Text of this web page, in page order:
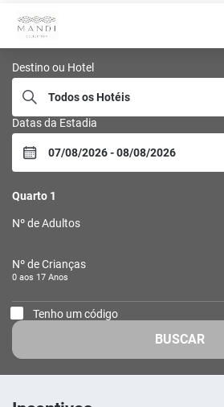
Mandi Collection
Destino ou Hotel
Datas da Estadia
Quarto 1
Nº de Adultos
Nº de Crianças
0 aos 17 Anos
Tenho um código
BUSCAR